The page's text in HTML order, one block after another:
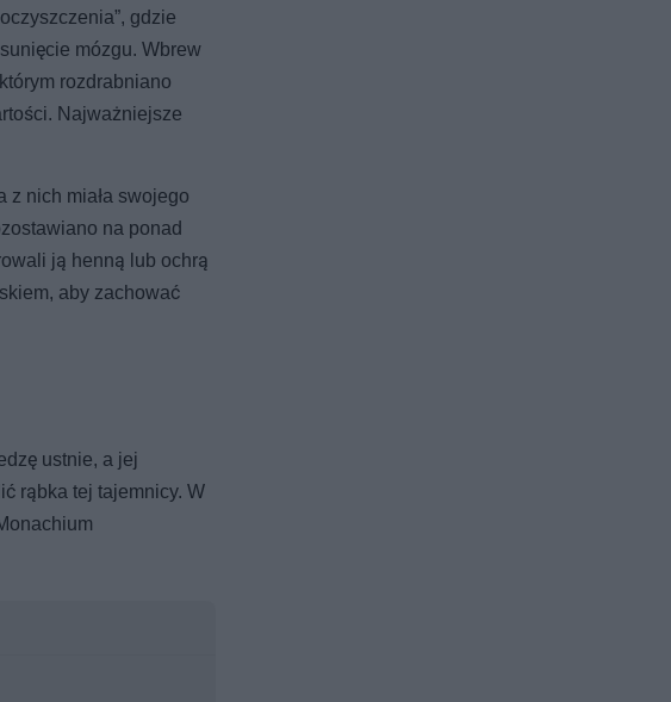
gdzie
mózgu. Wbrew
rozdrabniano
Najważniejsze
z nich miała swojego
na ponad
ją henną lub ochrą
aby zachować
ustnie, a jej
rąbka tej tajemnicy. W